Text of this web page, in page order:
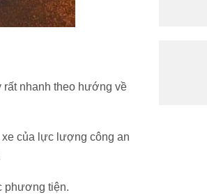
rất nhanh theo hướng về
xe của lực lượng công an
phương tiện.